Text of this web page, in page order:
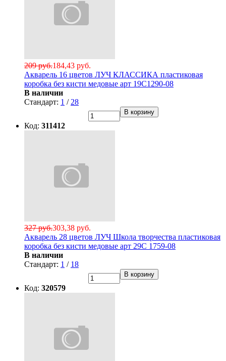
184,43 руб.
209 руб.
Акварель 16 цветов ЛУЧ КЛАССИКА пластиковая
коробка без кисти медовые арт 19С1290-08
В наличии
Стандарт: 1 / 28
В корзину
Код: 311412
303,38 руб.
327 руб.
Акварель 28 цветов ЛУЧ Школа творчества пластиковая
коробка без кисти медовые арт 29С 1759-08
В наличии
Стандарт: 1 / 18
В корзину
Код: 320579